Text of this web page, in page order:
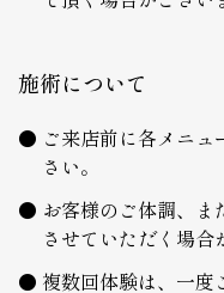
施術について
ご来店前に各メニ
さい。
お客様のご体調、ま
させていただく場合
複数回体験は、一度